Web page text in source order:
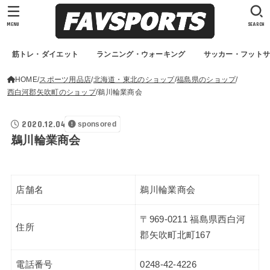
筋トレ・ダイエット ランニング・ウォーキング サッカー・フット
SEARCH
MENU
HOME スポーツ用品店 北海道・東北のショップ 福島県のショップ
西白河郡矢吹町のショップ 鵜川輪業商会
2020.12.04 sponsored
鵜川輪業商会
店舗名 鵜川輪業商会
住所
〒969-0211 福島県西白河
郡矢吹町北町167
電話番号 0248-42-4226